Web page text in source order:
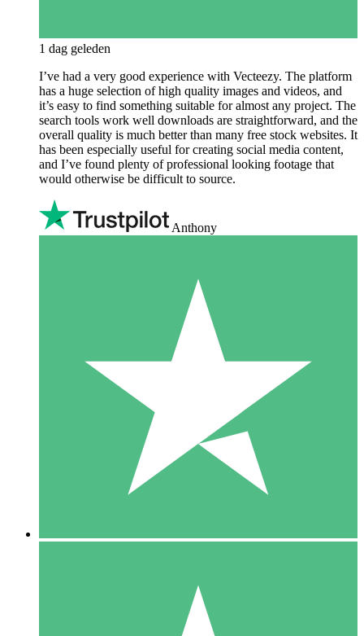
1 dag geleden
I’ve had a very good experience with Vecteezy. The platform
has a huge selection of high quality images and videos, and
it’s easy to find something suitable for almost any project. The
search tools work well downloads are straightforward, and the
overall quality is much better than many free stock websites. It
has been especially useful for creating social media content,
and I’ve found plenty of professional looking footage that
would otherwise be difficult to source.
Anthony